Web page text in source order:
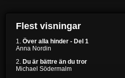
Flest visningar
1. Över alla hinder - Del 1
Anna Nordin
2. Du är bättre än du tror
Michael Södermalm